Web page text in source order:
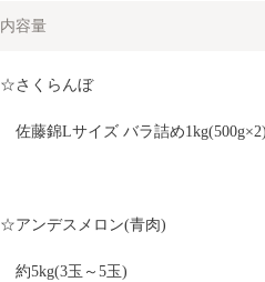
内容量
☆さくらんぼ
佐藤錦Lサイズ バラ詰め
☆アンデスメロン(青肉)
約5kg(3玉～5玉)